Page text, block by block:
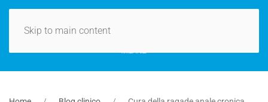
Skip to main content